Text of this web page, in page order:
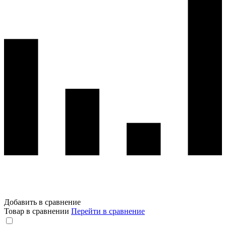
Добавить в сравнение
Товар в сравнении Перейти в сравнение